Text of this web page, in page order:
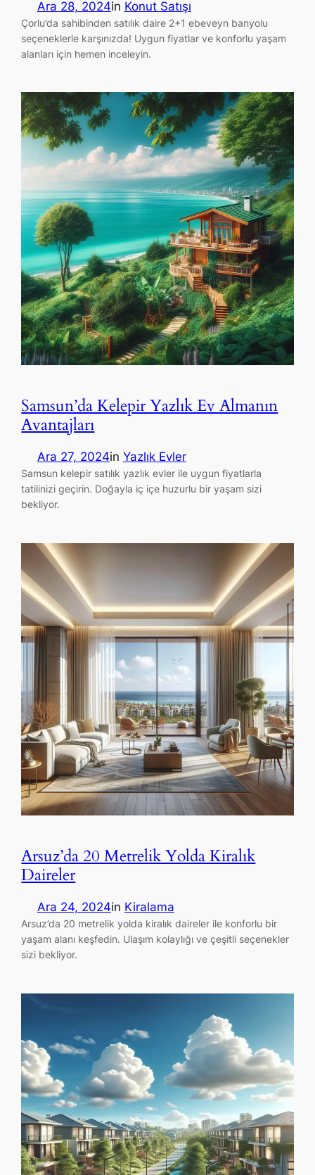
Ara 28, 2024in Konut Satışı
Çorlu’da sahibinden satılık daire 2+1 ebeveyn banyolu
seçeneklerle karşınızda! Uygun fiyatlar ve konforlu yaşam
alanları için hemen inceleyin.
Samsun’da Kelepir Yazlık Ev Almanın
Avantajları
Ara 27, 2024in Yazlık Evler
Samsun kelepir satılık yazlık evler ile uygun fiyatlarla
tatilinizi geçirin. Doğayla iç içe huzurlu bir yaşam sizi
bekliyor.
Arsuz’da 20 Metrelik Yolda Kiralık
Daireler
Ara 24, 2024in Kiralama
Arsuz’da 20 metrelik yolda kiralık daireler ile konforlu bir
yaşam alanı keşfedin. Ulaşım kolaylığı ve çeşitli seçenekler
sizi bekliyor.